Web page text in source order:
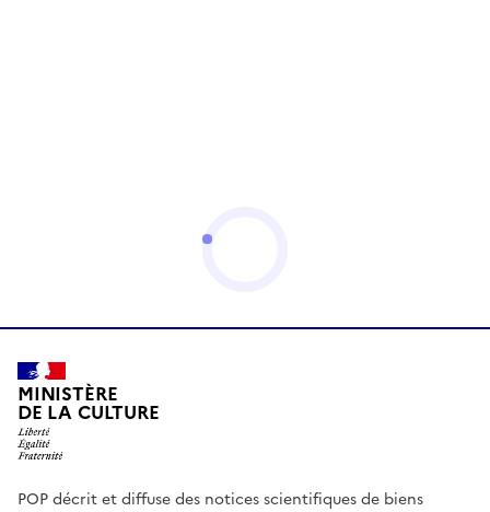
MINISTÈRE
DE LA CULTURE
POP décrit et diffuse des notices scientifiques de biens